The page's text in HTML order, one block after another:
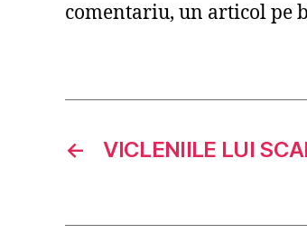
comentariu, un articol pe
← VICLENIILE LUI